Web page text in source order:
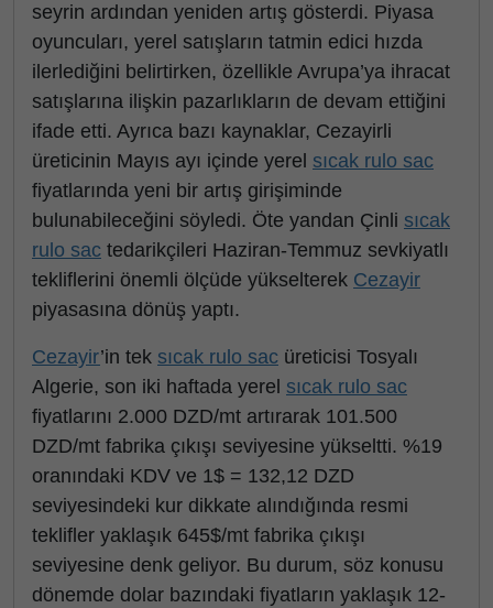
seyrin ardından yeniden artış gösterdi. Piyasa
oyuncuları, yerel satışların tatmin edici hızda
ilerlediğini belirtirken, özellikle Avrupa’ya ihracat
satışlarına ilişkin pazarlıkların de devam ettiğini
ifade etti. Ayrıca bazı kaynaklar, Cezayirli
üreticinin Mayıs ayı içinde yerel sıcak rulo sac
fiyatlarında yeni bir artış girişiminde
bulunabileceğini söyledi. Öte yandan Çinli sıcak
rulo sac tedarikçileri Haziran-Temmuz sevkiyatlı
tekliflerini önemli ölçüde yükselterek Cezayir
piyasasına dönüş yaptı.
Cezayir’in tek sıcak rulo sac üreticisi Tosyalı
Algerie, son iki haftada yerel sıcak rulo sac
fiyatlarını 2.000 DZD/mt artırarak 101.500
DZD/mt fabrika çıkışı seviyesine yükseltti. %19
oranındaki KDV ve 1$ = 132,12 DZD
seviyesindeki kur dikkate alındığında resmi
teklifler yaklaşık 645$/mt fabrika çıkışı
seviyesine denk geliyor. Bu durum, söz konusu
dönemde dolar bazındaki fiyatların yaklaşık 12-